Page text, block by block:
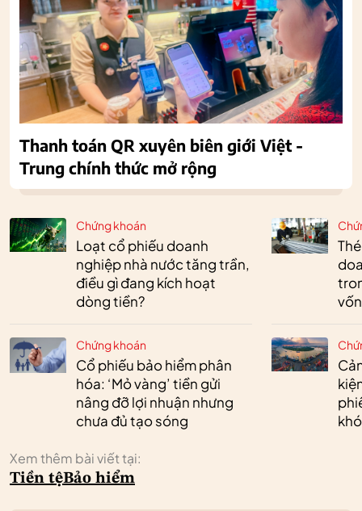
Chứng khoán
Loạt cổ phiếu doanh
nghiệp nhà nước tăng trần,
điều gì đang kích hoạt
dòng tiền?
Chứng khoán
Cổ phiếu bảo hiểm phân
hóa: ‘Mỏ vàng’ tiền gửi
nâng đỡ lợi nhuận nhưng
chưa đủ tạo sóng
vốn
Xem thêm bài viết tại:
Tiền tệBảo hiểm
Thanh toán QR xuyên biên giới Việt -
Trung chính thức mở rộng